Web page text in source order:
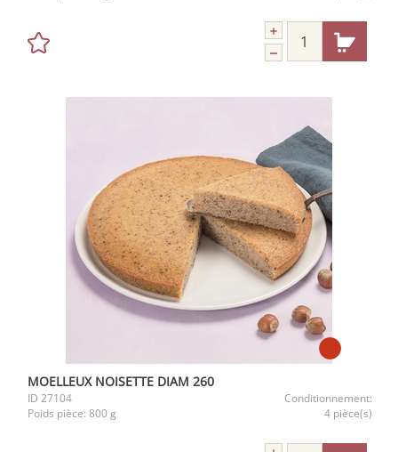
MOELLEUX NOISETTE DIAM 260
ID 27104
Conditionnement:
Poids pièce: 800 g 4 pièce(s)